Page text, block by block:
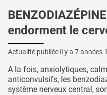
endorment le
Actualité publiée il y a 7 années
A la fois, anxiolytiques,
anticonvulsifs, les
système nerveux central,